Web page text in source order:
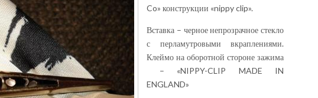
Co» конструкции «nippy clip».
Вставка – черное непрозрачное стекло
с перламутровыми вкраплениями.
Клеймо на оборотной стороне зажима
– «NIPPY-CLIP MADE IN
ENGLAND»